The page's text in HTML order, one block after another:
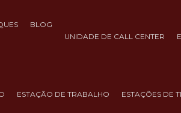
BLOG
UNIDADE DE CALL CENTER
ESTAÇÃO DE TRABALHO ESTAÇÕES DE